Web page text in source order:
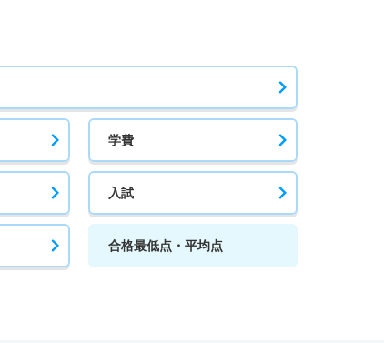
学費
入試
合格最低点・平均点